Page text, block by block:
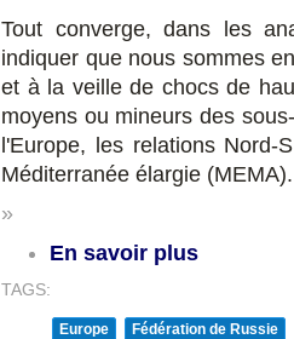
Tout converge, dans les
indiquer que nous sommes
et à la veille de chocs de
moyens ou mineurs des
l'Europe, les relations Nord-
Méditerranée élargie (MEMA).
»
En savoir plus
TAGS:
Europe Fédération de Russie